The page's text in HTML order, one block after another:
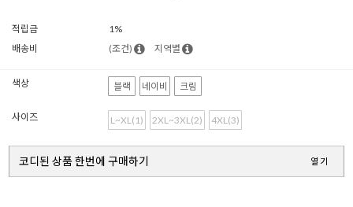
적립금
1%
배송비
(조건) 지역별
색상 블랙 네이비 크림
사이즈 L~XL(1) 2XL~3XL(2) 4XL(3)
코디된 상품 한번에 구매하기 열기